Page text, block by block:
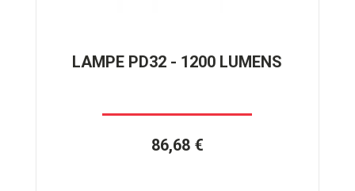
LAMPE PD32 - 1200 LUMENS
86,68 €